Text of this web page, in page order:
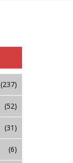
(237)
(52)
(31)
(6)